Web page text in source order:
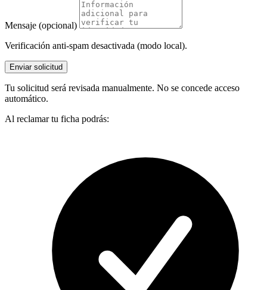
Mensaje (opcional)
Verificación anti-spam desactivada (modo local).
Enviar solicitud
Tu solicitud será revisada manualmente. No se concede acceso
automático.
Al reclamar tu ficha podrás: